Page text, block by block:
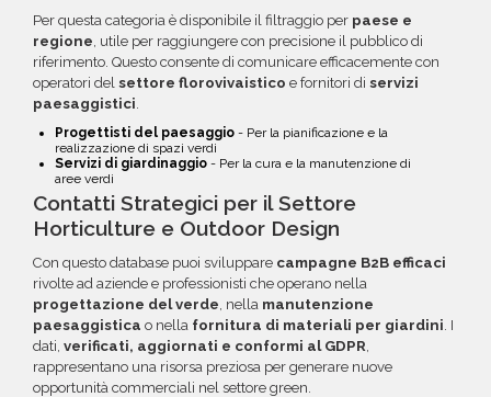
Per questa categoria è disponibile il filtraggio per paese e
regione , utile per raggiungere con precisione il pubblico di
riferimento. Questo consente di comunicare efficacemente con
operatori del settore florovivaistico e fornitori di servizi
paesaggistici
Progettisti del paesaggio - Per la pianificazione e la
realizzazione di spazi verdi
Servizi di giardinaggio - Per la cura e la manutenzione di
aree verdi
Contatti Strategici per il Settore
Horticulture e Outdoor Design
Con questo database puoi sviluppare campagne B2B efficaci
rivolte ad aziende e professionisti che operano nella
progettazione del verde, nella manutenzione
paesaggistica o nella fornitura di materiali per giardini. I
dati, verificati, aggiornati e conformi al GDPR,
rappresentano una risorsa preziosa per generare nuove
opportunità commerciali nel settore green.